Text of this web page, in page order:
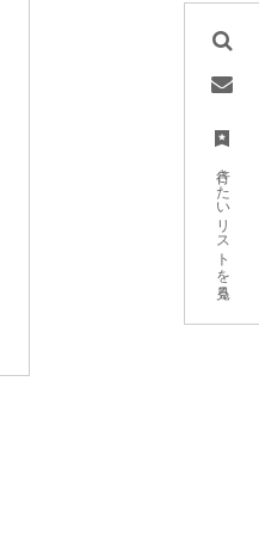
行きたいリストを見る